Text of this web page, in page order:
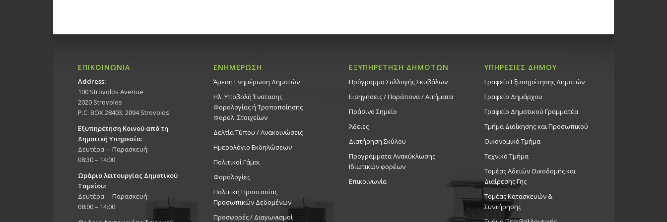
ΕΠΙΚΟΙΝΩΝΙΑ
Address:
100 Strovolos Avenue
2020 Strovolos
P.C. BOX 28403, 2094 Strovolos
Εξυπηρέτηση Κοινού από τη
Δημοτική Υπηρεσία:
Δευτέρα – Παρασκευή:
08:30 – 14:00
Ωράριο λειτουργίας Δημοτικού
Ταμείου:
Δευτέρα – Παρασκευή:
08:00 – 14:00
ΕΝΗΜΕΡΩΣΗ
Άμεση Ενημέρωση Δημοτών
Ηλ. Υποβολή Ένστασης
Φορολογίας ή Τροποποίησης
Φορολ. Στοιχείων
Δελτία Τύπου / Ανακοινώσεις
Ημερολόγιο Εκδηλώσεων
Πολιτικοί Γάμοι
Φορολογίες
Πολιτική Προστασίας
Προσωπικών Δεδομένων
Προσφορές / Διαγωνισμοί
ΕΞΥΠΗΡΕΤΗΣΗ ΔΗΜΟΤΩΝ
Πρόγραμμα Συλλογής Σκυβάλων
Εισηγήσεις / Παράπονα / Αιτήματα
Πράσινο Σημείο
Άδειες
Διατήρηση Σκύλου
Προγράμματα Ανακύκλωσης
Ιδιωτικών φορέων
Επικοινωνία
ΥΠΗΡΕΣΙΕΣ ΔΗΜΟΥ
Γραφείο Εξυπηρέτησης Δημοτών
Γραφείο Δημάρχου
Γραφείο Δημοτικού Γραμματέα
Τμήμα Διοίκησης και Προσωπικού
Οικονομικό Τμήμα
Τεχνικό Τμήμα
Τομέας Αδειών Οικοδομής και
Διαίρεσης Γης
Τομέας Κατασκευών &
Συντήρησης